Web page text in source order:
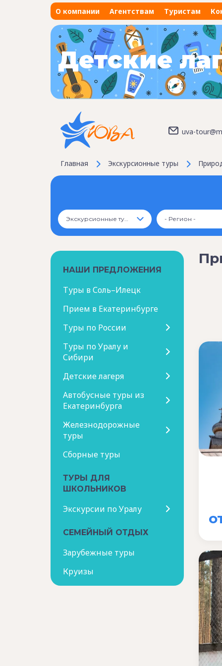
О компании Агентствам Туристам
Детские
uva-
Главная Экскурсионные туры
Экскурсионные туры - Регион -
НАШИ ПРЕДЛОЖЕНИЯ
Туры в Соль–Илецк
Прием в Екатеринбурге
Туры по России
Туры по Уралу и
Сибири
Детские лагеря
Автобусные туры из
Екатеринбурга
Железнодорожные
туры
Сборные туры
ТУРЫ ДЛЯ
ШКОЛЬНИКОВ
Экскурсии по Уралу
СЕМЕЙНЫЙ ОТДЫХ
Зарубежные туры
Круизы